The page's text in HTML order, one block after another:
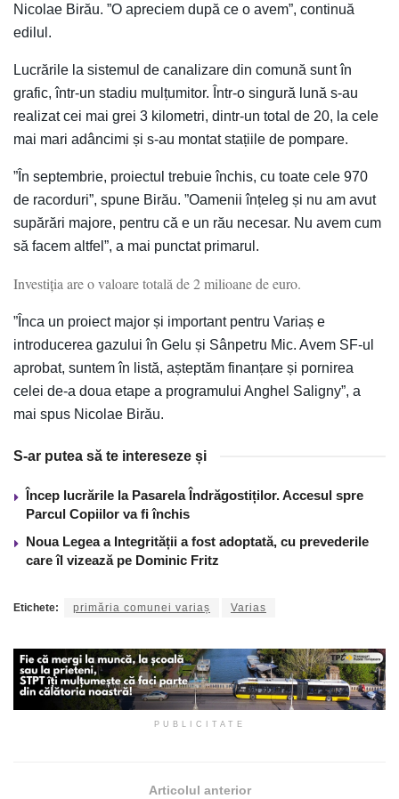
Nicolae Birău. ”O apreciem după ce o avem”, continuă
edilul.
Lucrările la sistemul de canalizare din comună sunt în
grafic, într-un stadiu mulțumitor. Într-o singură lună s-au
realizat cei mai grei 3 kilometri, dintr-un total de 20, la cele
mai mari adâncimi și s-au montat stațiile de pompare.
”În septembrie, proiectul trebuie închis, cu toate cele 970
de racorduri”, spune Birău. ”Oamenii înțeleg și nu am avut
supărări majore, pentru că e un rău necesar. Nu avem cum
să facem altfel”, a mai punctat primarul.
Investiția are o valoare totală de 2 milioane de euro.
”Înca un proiect major și important pentru Variaș e
introducerea gazului în Gelu și Sânpetru Mic. Avem SF-ul
aprobat, suntem în listă, așteptăm finanțare și pornirea
celei de-a doua etape a programului Anghel Saligny”, a
mai spus Nicolae Birău.
S-ar putea să te intereseze și
Încep lucrările la Pasarela Îndrăgostiților. Accesul spre
Parcul Copiilor va fi închis
Noua Legea a Integrității a fost adoptată, cu prevederile
care îl vizează pe Dominic Fritz
Etichete: primăria comunei variaș Varias
PUBLICITATE
Articolul anterior